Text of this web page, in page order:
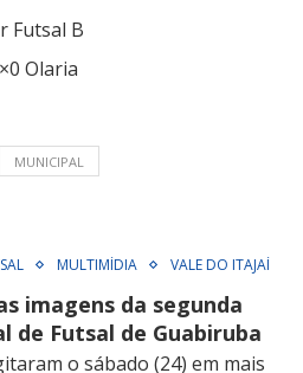
Futsal B
Olaria
MUNICIPAL
MULTIMÍDIA VALE DO ITAJAÍ
imagens da segunda
de Futsal de Guabiruba
o sábado (24) em mais